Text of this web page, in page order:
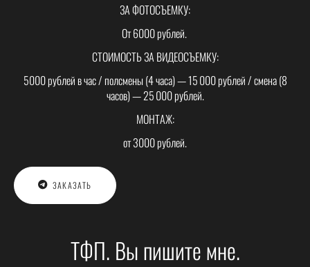
ЗА ФОТОСЪЕМКУ:
От 6000 рублей.
СТОИМОСТЬ ЗА ВИДЕОСЪЕМКУ:
5000 рублей в час / полсмены (4 часа) — 15 000 рублей / смена (8
часов) — 25 000 рублей.
МОНТАЖ:
от 3000 рублей.
ЗАКАЗАТЬ
ТФП. Вы пишите мне.